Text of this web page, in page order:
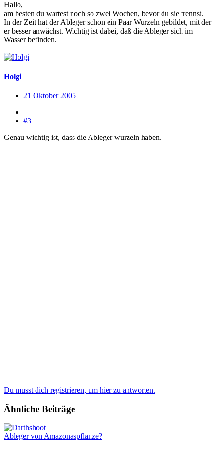
Hallo,
am besten du wartest noch so zwei Wochen, bevor du sie trennst.
In der Zeit hat der Ableger schon ein Paar Wurzeln gebildet, mit der
er besser anwächst. Wichtig ist dabei, daß die Ableger sich im
Wasser befinden.
Holgi
21 Oktober 2005
#3
Genau wichtig ist, dass die Ableger wurzeln haben.
Du musst dich registrieren, um hier zu antworten.
Ähnliche Beiträge
Ableger von Amazonaspflanze?